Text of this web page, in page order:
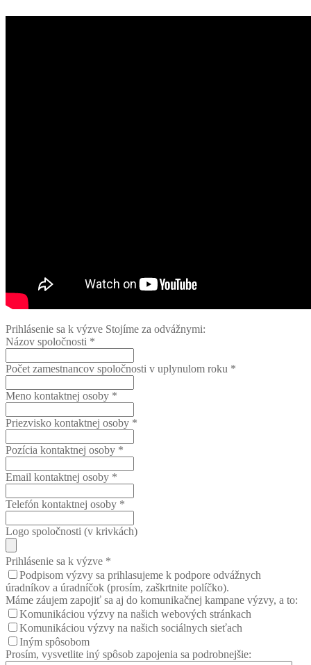
Prihlásenie sa k výzve Stojíme za odvážnymi:
Názov spoločnosti *
Počet zamestnancov spoločnosti v uplynulom roku *
Meno kontaktnej osoby *
Priezvisko kontaktnej osoby *
Pozícia kontaktnej osoby *
Email kontaktnej osoby *
Telefón kontaktnej osoby *
Logo spoločnosti (v krivkách)
Prihlásenie sa k výzve *
Podpisom výzvy sa prihlasujeme k podpore odvážnych
úradníkov a úradníčok (prosím, zaškrtnite políčko).
Máme záujem zapojiť sa aj do komunikačnej kampane výzvy, a to:
Komunikáciou výzvy na našich webových stránkach
Komunikáciou výzvy na našich sociálnych sieťach
Iným spôsobom
Prosím, vysvetlite iný spôsob zapojenia sa podrobnejšie: